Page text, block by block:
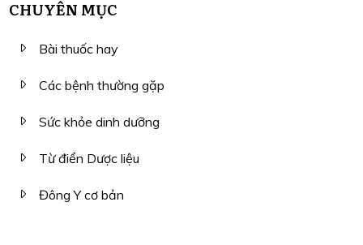
CHUYÊN MỤC
Bài thuốc hay
Các bệnh thường gặp
Sức khỏe dinh dưỡng
Từ điển Dược liệu
Đông Y cơ bản